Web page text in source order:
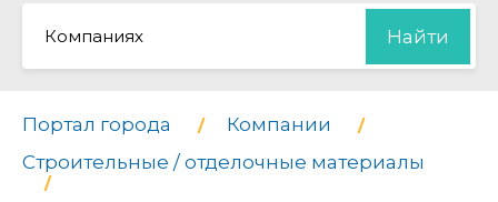
Компаниях Найти
Портал города
Компании
Строительные / отделочные материалы